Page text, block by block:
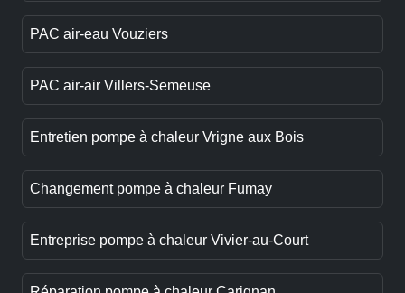
PAC air-eau Vouziers
PAC air-air Villers-Semeuse
Entretien pompe à chaleur Vrigne aux Bois
Changement pompe à chaleur Fumay
Entreprise pompe à chaleur Vivier-au-Court